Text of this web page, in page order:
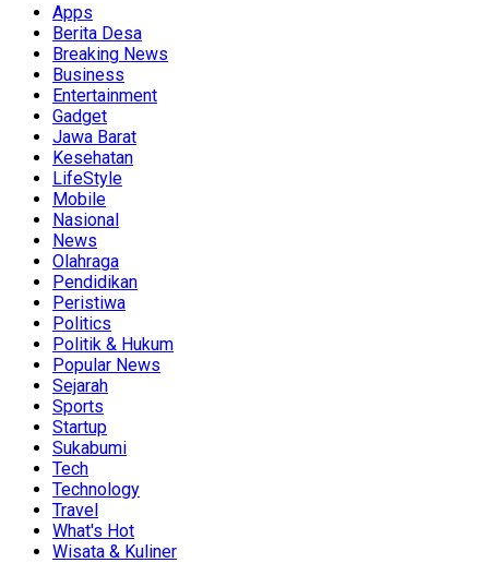
Apps
Berita Desa
Breaking News
Business
Entertainment
Gadget
Jawa Barat
Kesehatan
LifeStyle
Mobile
Nasional
News
Olahraga
Pendidikan
Peristiwa
Politics
Politik & Hukum
Popular News
Sejarah
Sports
Startup
Sukabumi
Tech
Technology
Travel
What's Hot
Wisata & Kuliner